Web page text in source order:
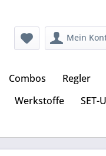
Mein
Combos Regler
Werkstoffe
SET-